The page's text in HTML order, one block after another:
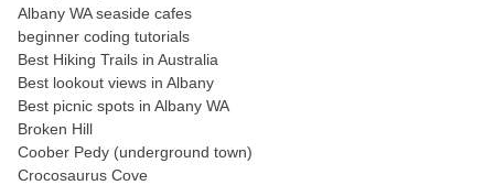
Albany WA seaside cafes
beginner coding tutorials
Best Hiking Trails in Australia
Best lookout views in Albany
Best picnic spots in Albany WA
Broken Hill
Coober Pedy (underground town)
Crocosaurus Cove